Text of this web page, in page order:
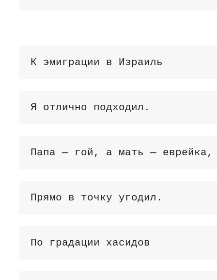
К эмиграции в Израиль
Я отлично подходил.
Папа — гой, а мать — еврейка,
Прямо в точку угодил.
По градации хасидов